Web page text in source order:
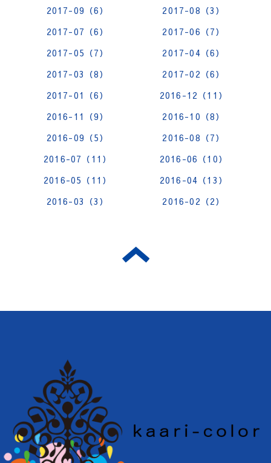
2017-09（6）
2017-08（3）
2017-07（6）
2017-06（7）
2017-05（7）
2017-04（6）
2017-03（8）
2017-02（6）
2017-01（6）
2016-12（11）
2016-11（9）
2016-10（8）
2016-09（5）
2016-08（7）
2016-07（11）
2016-06（10）
2016-05（11）
2016-04（13）
2016-03（3）
2016-02（2）